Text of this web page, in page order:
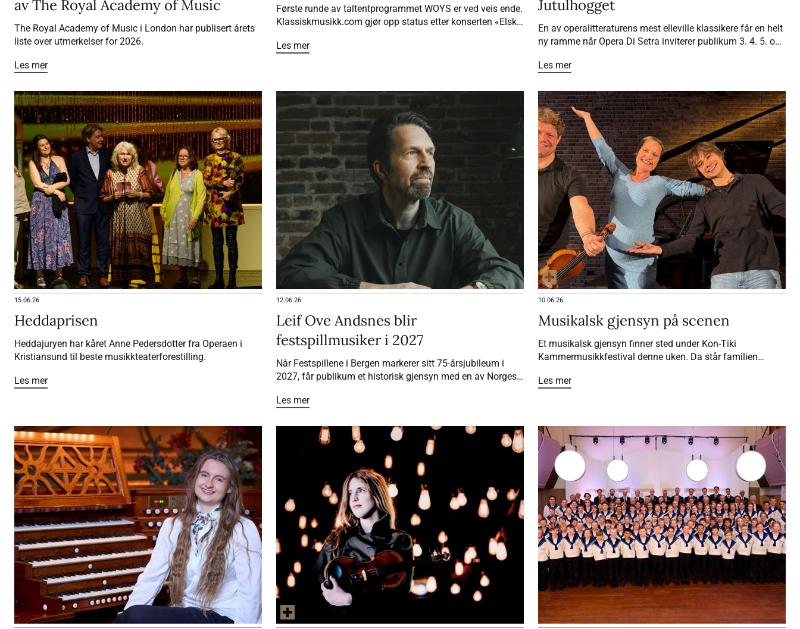
av The Royal Academy of Music
The Royal Academy of Music i London har publisert årets
liste over utmerkelser for 2026.
Les mer
Første runde av taltentprogrammet WOYS er ved veis ende.
Klassiskmusikk.com gjør opp status etter konserten «Elsk
Les mer
Jutulhogget
En av operalitteraturens mest elleville klassikere får en helt
ny ramme når Opera Di Setra inviterer publikum 3. 4. 5. og
Jutulhogget som underverden, lokale sagn og spektakulær
vanlige.
Les mer
15.06.26
Heddaprisen
Heddajuryen har kåret Anne Pedersdotter fra Operaen i
Kristiansund til beste musikkteaterforestilling.
Les mer
12.06.26
Leif Ove Andsnes blir
festspillmusiker i 2027
Når Festspillene i Bergen markerer sitt 75-årsjubileum i
2027, får publikum et historisk gjensyn med en av Norges
festspillmusiker for andre gang – som den første i
Les mer
10.06.26
Musikalsk gjensyn på scenen
Et musikalsk gjensyn finner sted under Kon-Tiki
Kammermusikkfestival denne uken. Da står familien
år etter at et spesielt vennskap startet.
Les mer